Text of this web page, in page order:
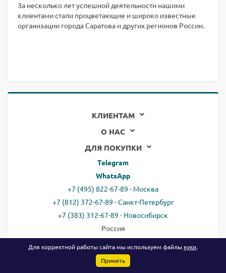
За несколько лет успешной деятельности нашими
клиентами стали процветающие и широко известные
организации города Саратова и других регионов России.
КЛИЕНТАМ
О НАС
ДЛЯ ПОКУПКИ
Telegram
WhatsApp
+7 (495) 822-67-89 - Москва
+7 (812) 372-67-89 - Санкт-Петербург
+7 (383) 312-67-89 - Новосибирск
Россия
email:all@ready.website
Для корректной работы сайта мы используем файлы куки.
Принять